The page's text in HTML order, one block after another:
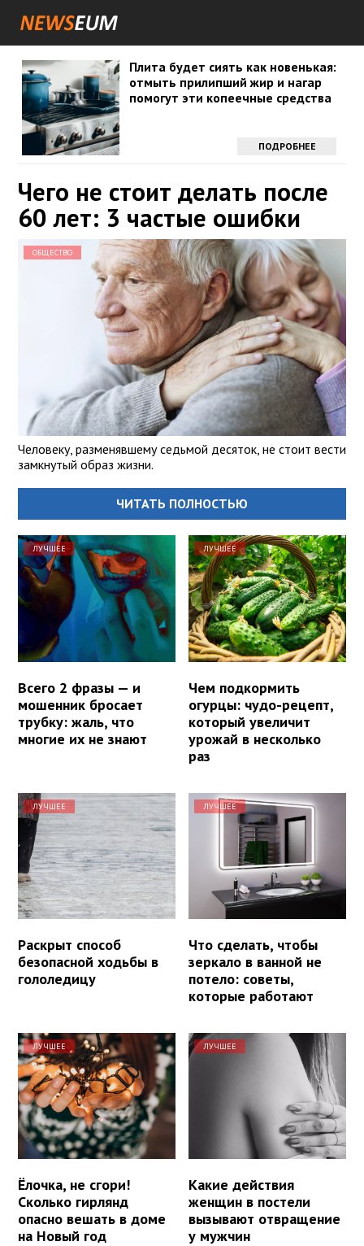
Плита будет сиять как новенькая:
отмыть прилипший жир и нагар
помогут эти копеечные средства
ПОДРОБНЕЕ
Чего не стоит делать после
60 лет: 3 частые ошибки
ОБЩЕСТВО
Человеку, разменявшему седьмой десяток, не стоит вести
замкнутый образ жизни.
ЧИТАТЬ ПОЛНОСТЬЮ
ЛУЧШЕЕ
Всего 2 фразы — и
мошенник бросает
трубку: жаль, что
многие их не знают
ЛУЧШЕЕ
Чем подкормить
огурцы: чудо-рецепт,
который увеличит
урожай в несколько
раз
ЛУЧШЕЕ
Раскрыт способ
безопасной ходьбы в
гололедицу
ЛУЧШЕЕ
Что сделать, чтобы
зеркало в ванной не
потело: советы,
которые работают
ЛУЧШЕЕ
Ёлочка, не сгори!
Сколько гирлянд
опасно вешать в доме
на Новый год
ЛУЧШЕЕ
Какие действия
женщин в постели
вызывают отвращение
у мужчин